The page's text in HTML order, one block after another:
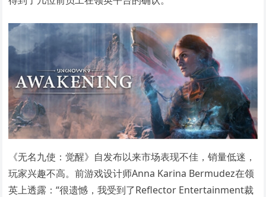
《无名九使：觉醒》自发布以来市场表现不佳，销量低迷，
玩家兴趣不高。前游戏设计师Anna Karina Bermudez在领
英上透露：“很遗憾，我受到了Reflector Entertainment裁